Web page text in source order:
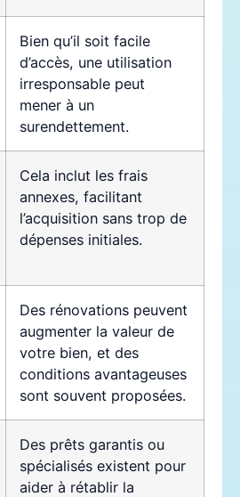
Bien qu’il soit facile
d’accès, une utilisation
irresponsable peut
mener à un
surendettement.
Cela inclut les frais
annexes, facilitant
l’acquisition sans trop de
dépenses initiales.
Des rénovations peuvent
augmenter la valeur de
votre bien, et des
conditions avantageuses
sont souvent proposées.
Des prêts garantis ou
spécialisés existent pour
aider à rétablir la